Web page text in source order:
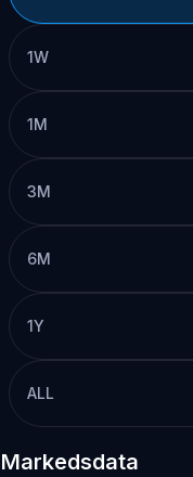
1W
1M
3M
6M
1Y
ALL
Markedsdata